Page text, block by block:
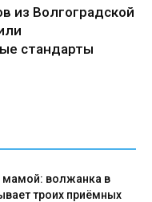
из Волгоградской
стандарты
мамой: волжанка в
троих приёмных